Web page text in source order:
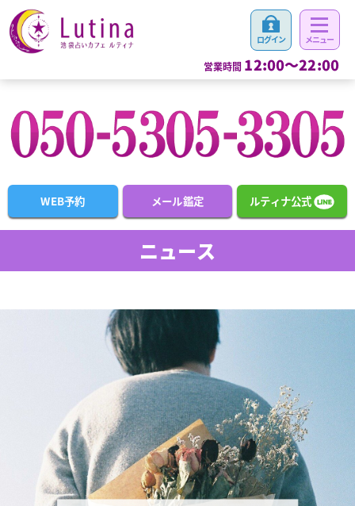
営業時間 12:00～22:00
WEB予約 メール鑑定 ルティナ公式
ニュース